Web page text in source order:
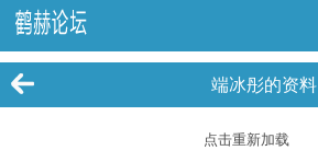
端冰彤的资料
点击重新加载